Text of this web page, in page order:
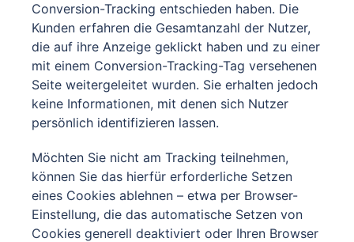
Conversion-Tracking entschieden haben. Die
Kunden erfahren die Gesamtanzahl der Nutzer,
die auf ihre Anzeige geklickt haben und zu einer
mit einem Conversion-Tracking-Tag versehenen
Seite weitergeleitet wurden. Sie erhalten jedoch
keine Informationen, mit denen sich Nutzer
persönlich identifizieren lassen.
Möchten Sie nicht am Tracking teilnehmen,
können Sie das hierfür erforderliche Setzen
eines Cookies ablehnen – etwa per Browser-
Einstellung, die das automatische Setzen von
Cookies generell deaktiviert oder Ihren Browser